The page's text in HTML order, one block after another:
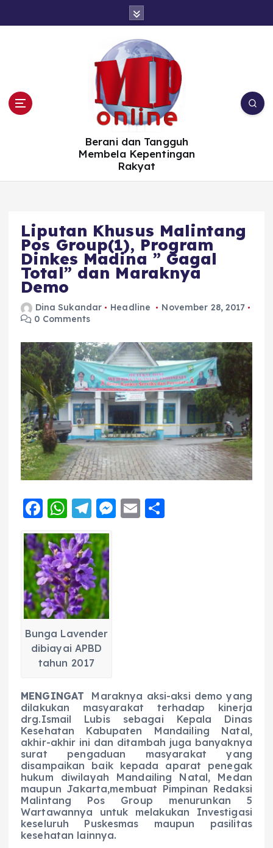
Berani dan Tangguh
Membela Kepentingan
Rakyat
Liputan Khusus Malintang
Pos Group(1), Program
Dinkes Madina ” Gagal
Total” dan Maraknya
Demo
Dina Sukandar Headline
November 28, 2017
0 Comments
F
a
c
e
b
o
o
k
W
h
a
ts
A
p
p
T
el
e
g
r
a
m
M E
Bunga Lavender
dibiayai APBD
tahun 2017
MENGINGAT
Maraknya aksi-aksi demo yang
dilakukan masyarakat terhadap kinerja
drg.Ismail Lubis sebagai Kepala Dinas
Kesehatan Kabupaten Mandailing Natal,
akhir-akhir ini dan ditambah juga banyaknya
surat pengaduan masyarakat yang
disampaikan baik kepada aparat penegak
hukum diwilayah Mandailing Natal, Medan
maupun Jakarta,membuat Pimpinan Redaksi
Malintang Pos Group menurunkan 5
Wartawannya untuk melakukan Investigasi
keseluruh Puskesmas maupun pasilitas
kesehatan lainnya.